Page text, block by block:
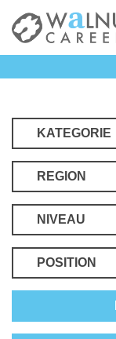
KATEGORIE
REGION
NIVEAU
POSITION